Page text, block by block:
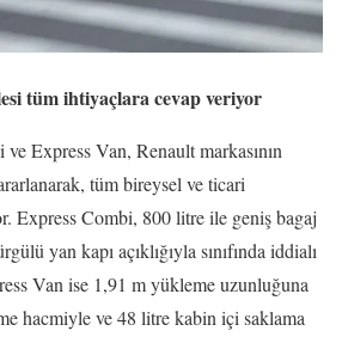
tüm ihtiyaçlara cevap veriyor
Express Van, Renault markasının
tüm bireysel ve ticari
Express Combi, 800 litre ile geniş bagaj
yan kapı açıklığıyla sınıfında iddialı
Van ise 1,91 m yükleme uzunluğuna
hacmiyle ve 48 litre kabin içi saklama